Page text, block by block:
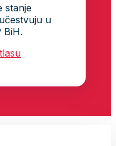
stanje
u
BiH.